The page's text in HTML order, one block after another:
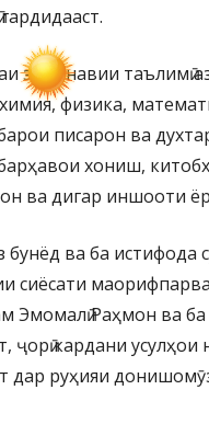
замонавии таълимӣ
физика,
писарон ва
хониш,
ва дигар иншооти
бунёд ва ба истифода
сиёсати
Эмомалӣ Раҳмон ва
ҷорӣ кардани
дар руҳияи